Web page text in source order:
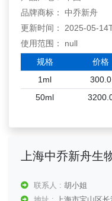
品牌商标： 中乔新舟
更新时间： 2025-05-
使用范围： null
规格
价格
1ml
300.0
50ml
上海中乔新舟生
联系人 : 胡小姐